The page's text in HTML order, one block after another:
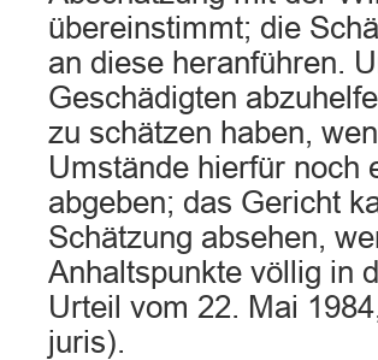
übereinstimmt; die
an diese heranführen.
Geschädigten
zu schätzen haben,
Umstände hierfür noch
abgeben; das Gericht
Schätzung absehen,
Anhaltspunkte völlig in
Urteil vom 22. Mai
juris).